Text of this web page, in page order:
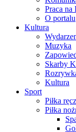
Praca na
O portalu
Kultura
Muzyka
Skarby
Kultura
Sport
Piłka
Piłka